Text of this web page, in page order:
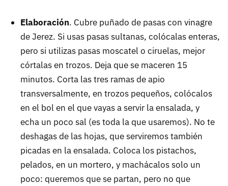
Elaboración. Cubre puñado de pasas con vinagre
de Jerez. Si usas pasas sultanas, colócalas enteras,
pero si utilizas pasas moscatel o ciruelas, mejor
córtalas en trozos. Deja que se maceren 15
minutos. Corta las tres ramas de apio
transversalmente, en trozos pequeños, colócalos
en el bol en el que vayas a servir la ensalada, y
echa un poco sal (es toda la que usaremos). No te
deshagas de las hojas, que serviremos también
picadas en la ensalada. Coloca los pistachos,
pelados, en un mortero, y machácalos solo un
poco: queremos que se partan, pero no que